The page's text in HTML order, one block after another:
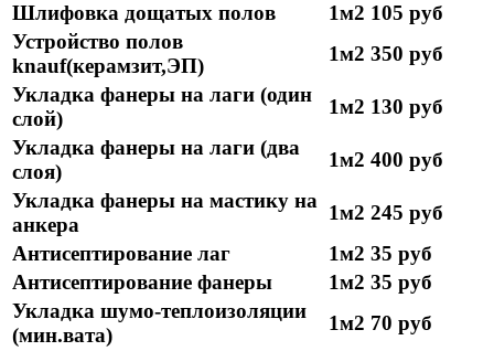
Шлифовка дощатых полов
1м2 105 руб
Устройство полов
knauf(керамзит,ЭП)
1м2 350 руб
Укладка фанеры на лаги (один
слой)
1м2 130 руб
Укладка фанеры на лаги (два
слоя)
1м2 400 руб
Укладка фанеры на мастику на
анкера
1м2 245 руб
Антисептирование лаг
1м2 35 руб
Антисептирование фанеры
1м2 35 руб
Укладка шумо-теплоизоляции
(мин.вата)
1м2 70 руб